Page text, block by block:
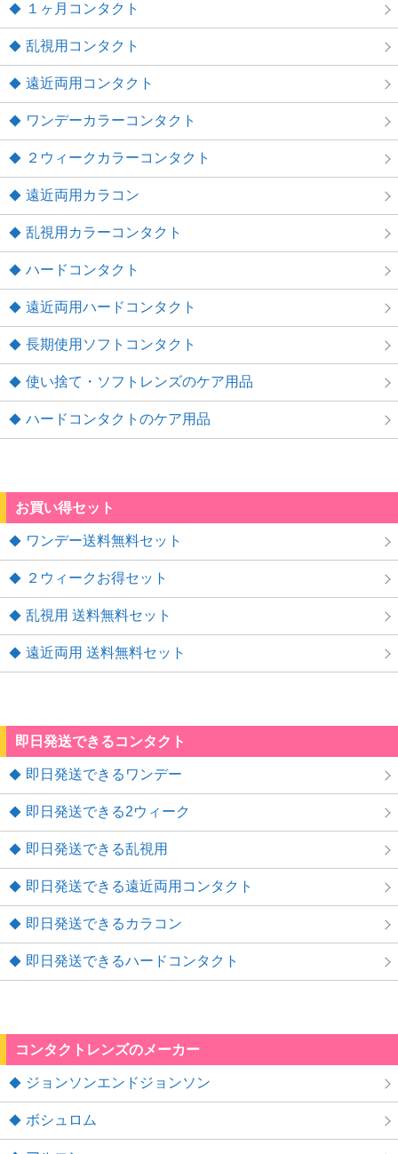
１ヶ月コンタクト
乱視用コンタクト
遠近両用コンタクト
ワンデーカラーコンタクト
２ウィークカラーコンタクト
遠近両用カラコン
乱視用カラーコンタクト
ハードコンタクト
遠近両用ハードコンタクト
長期使用ソフトコンタクト
使い捨て・ソフトレンズのケア用品
ハードコンタクトのケア用品
お買い得セット
ワンデー送料無料セット
２ウィークお得セット
乱視用 送料無料セット
遠近両用 送料無料セット
即日発送できるコンタクト
即日発送できるワンデー
即日発送できる2ウィーク
即日発送できる乱視用
即日発送できる遠近両用コンタクト
即日発送できるカラコン
即日発送できるハードコンタクト
コンタクトレンズのメーカー
ジョンソンエンドジョンソン
ボシュロム